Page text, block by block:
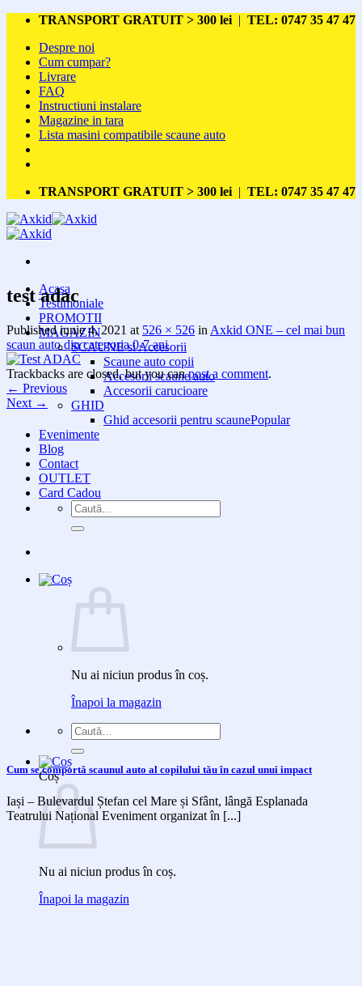
Skip
content
TRANSPORT GRATUIT > 300 lei | TEL: 0747 35 47 47
Despre noi
Cum cumpar?
Livrare
FAQ
Instructiuni instalare
Magazine in tara
Lista masini compatibile scaune auto
TRANSPORT GRATUIT > 300 lei | TEL: 0747 35 47 47
Acasa
Testimoniale
PROMOTII
MAGAZIN
SCAUNE si Accesorii
Scaune auto copii
Accesorii scaune auto
Accesorii carucioare
GHID
Ghid accesorii pentru scaune
Evenimente
Blog
Contact
OUTLET
Card Cadou
Caută
după:
Nu ai niciun produs în coș.
Înapoi la magazin
Caută
după:
Coș
Nu ai niciun produs în coș.
Înapoi la magazin
test adac
Publishediunie 4, 2021 at 526 × 526 in Axkid ONE – cel mai bun
scaun auto din categoria 0-7 ani
Trackbacks are closed, but you canpost a comment.
← Previous
Next →
Cum se comportă scaunul auto al copilului tău în cazul unui impact
Iași – Bulevardul Ștefan cel Mare și Sfânt, lângă Esplanada
Teatrului Național Eveniment organizat în [...]